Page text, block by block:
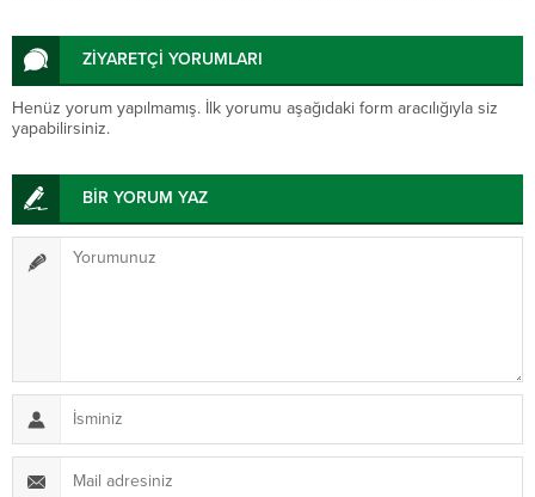
ZİYARETÇİ YORUMLARI
Henüz yorum yapılmamış. İlk yorumu aşağıdaki form aracılığıyla siz
yapabilirsiniz.
BİR YORUM YAZ